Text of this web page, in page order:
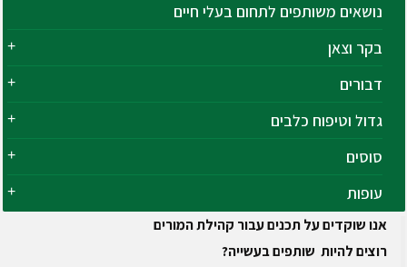
נושאים משותפים לתחום בעלי חיים
בקר וצאן
דבורים
גדול וטיפוח כלבים
סוסים
עופות
אנו שוקדים על תכנים עבור קהילת המורים
רוצים להיות שותפים בעשייה?